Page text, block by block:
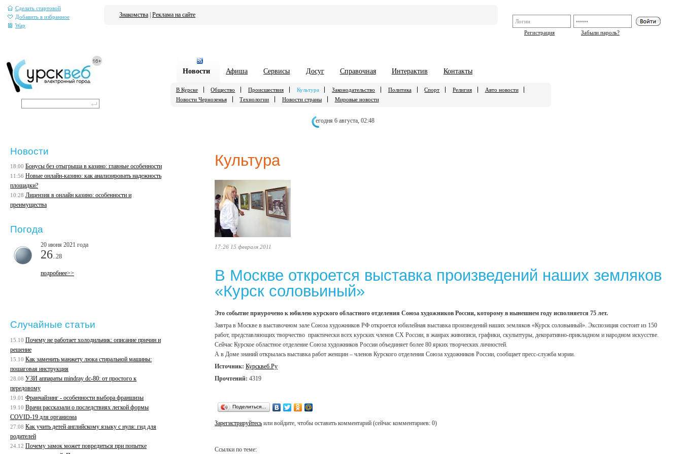
Сделать стартовой
Добавить в избранное
Wap
Регистрация
Забыли пароль?
Знакомства Реклама на сайте
Новости Афиша Сервисы Досуг Справочная Интерактив Контакты
В Курске Общество Происшествия Культура Законодательство Политика Спорт Религия
Авто новости
Новости Черноземья
Технологии Новости страны Мировые новости
егодня 6 августа, 02:48
Культура
17:26 15 февраля 2011
В Москве откроется выставка произведений наших земляков
«Курск соловьиный»
Это событие приурочено к юбилею курского областного отделения Союза художников России, которому в нынешнем году исполняется 75 лет.
Завтра в Москве в выставочном зале Союза художников РФ откроется юбилейная выставка произведений наших земляков «Курск соловьиный». Экспозиция состоит из 150
работ, представляющих творчество практически всех курских членов СХ России, в жанрах живописи, графики, скульптуры, декоративно-прикладном и народном искусстве.
Сейчас Курское областное отделение Союза художников России объединяет более 80 ярких творческих личностей.
А в Доме знаний открылась выставка работ женщин – членов Курского отделения Союза художников России, сообщает пресс-служба мэрии.
Источник: Курсквеб.Ру
Прочтений: 4319
Поделиться…
Зарегистрируйтесь или войдите, чтобы оставить комментарий (сейчас комментариев: 0)
Ссылки по теме:
Новости
18:00 Бонусы без отыгрыша в казино: главные особенности
11:56 Новые онлайн-казино: как анализировать надежность
площадки?
10:28 Лицензия в онлайн казино: особенности и
преимущества
Погода
20 июня 2021 года
26 ..28
подробнее>>
Случайные статьи
15.10 Почему не работает холодильник: описание причин и
решение
15.10 Как заменить манжету люка стиральной машины:
пошаговая инструкция
28.08 УЗИ аппараты mindray dc-80: от простого к
передовому
19.01 Франчайзинг - особенности выбора франшизы
19.10 Врачи рассказали о последствиях легкой формы
COVID-19 для организма
27.08 Как учить детей английскому языку с нуля: гид для
родителей
24.12 Почему замок может повредиться при попытке